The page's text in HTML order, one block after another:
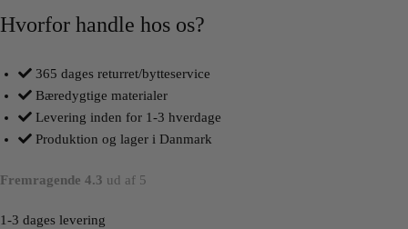
Hvorfor handle hos os?
365 dages returret/bytteservice
Bæredygtige materialer
Levering inden for 1-3 hverdage
Produktion og lager i Danmark
Fremragende 4.3 ud af 5
1-3 dages levering